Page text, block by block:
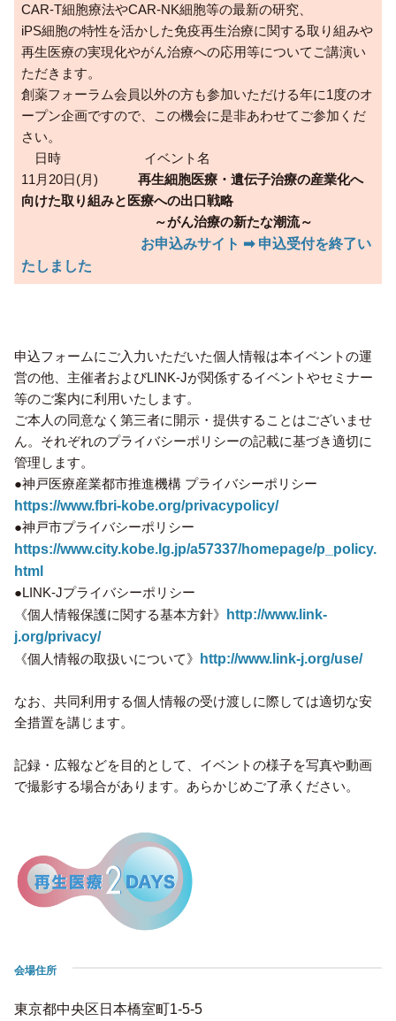
CAR-T細胞療法やCAR-NK細胞等の最新の研究、
iPS細胞の特性を活かした免疫再生治療に関する取り組みや
再生医療の実現化やがん治療への応用等についてご講演い
ただきます。
創薬フォーラム会員以外の方も参加いただける年に1度のオ
ープン企画ですので、この機会に是非あわせてご参加くだ
さい。
日時 イベント名
11月20日(月) 再生細胞医療・遺伝子治療の産業化へ
向けた取り組みと医療への出口戦略
～がん治療の新たな潮流～
お申込みサイト ➡ 申込受付を終了い
たしました
申込フォームにご入力いただいた個人情報は本イベントの運
営の他、主催者およびLINK-Jが関係するイベントやセミナー
等のご案内に利用いたします。
ご本人の同意なく第三者に開示・提供することはございませ
ん。それぞれのプライバシーポリシーの記載に基づき適切に
管理します。
●神戸医療産業都市推進機構 プライバシーポリシー
https://www.fbri-kobe.org/privacypolicy/
●神戸市プライバシーポリシー
https://www.city.kobe.lg.jp/a57337/homepage/p_policy.
html
●LINK-Jプライバシーポリシー
《個人情報保護に関する基本方針》
http://www.link-
j.org/privacy/
《個人情報の取扱いについて》
http://www.link-j.org/use/
なお、共同利用する個人情報の受け渡しに際しては適切な安
全措置を講じます。
記録・広報などを目的として、イベントの様子を写真や動画
で撮影する場合があります。あらかじめご了承ください。
会場住所
東京都中央区日本橋室町1-5-5